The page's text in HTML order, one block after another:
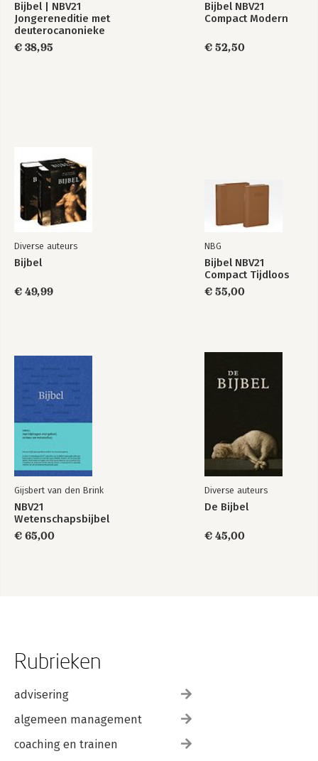
Bijbel | NBV21
Jongereneditie met
deuterocanonieke
boeken
€ 38,95
Bijbel NBV21
Compact Modern
€ 52,50
Diverse auteurs
Bijbel
€ 49,99
NBG
Bijbel NBV21
Compact Tijdloos
€ 55,00
Gijsbert van den Brink
NBV21
Wetenschapsbijbel
€ 65,00
Diverse auteurs
De Bijbel
€ 45,00
Rubrieken
advisering
algemeen management
coaching en trainen